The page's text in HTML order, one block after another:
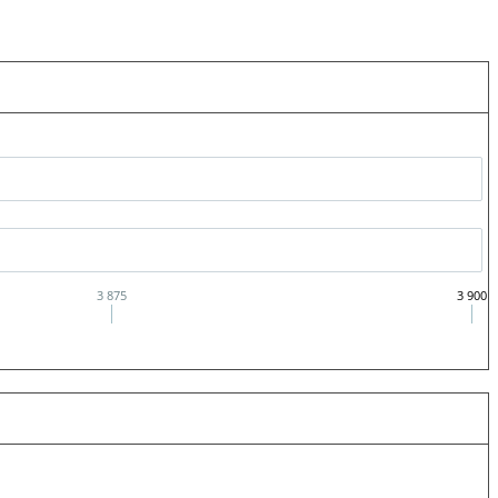
3 875 3 900